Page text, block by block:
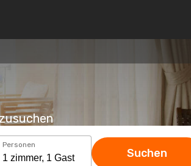
Personen
Suchen